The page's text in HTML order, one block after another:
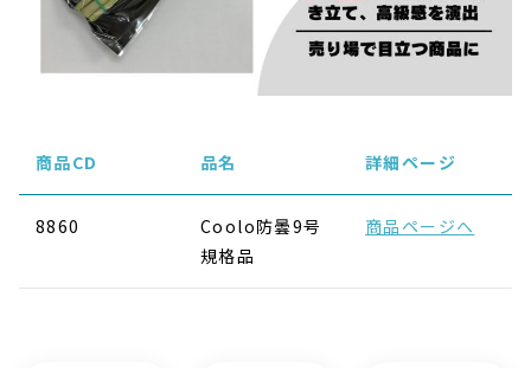
商品CD 品名 詳細ページ
8860
Coolo防曇9号
規格品
商品ページへ